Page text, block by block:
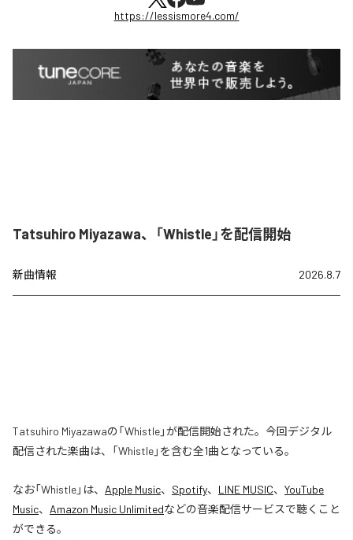
https://lessismore4.com/
Tatsuhiro Miyazawa、「Whistle」を配信開始
新曲情報 2026.8.7
Tatsuhiro Miyazawaの「Whistle」が配信開始された。今回デジタル
配信された楽曲は、「Whistle」を含む全1曲となっている。
なお「Whistle」は、 Apple Music、 Spotify、 LINE MUSIC、 YouTube
Music、 Amazon Music Unlimitedなどの音楽配信サービスで聴くこと
ができる。